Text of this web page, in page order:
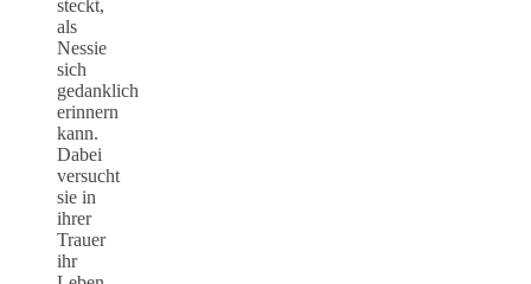
steckt,
als
Nessie
sich
gedanklich
erinnern
kann.
Dabei
versucht
sie in
ihrer
Trauer
ihr